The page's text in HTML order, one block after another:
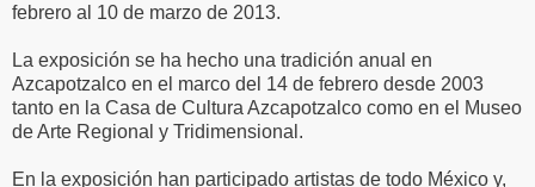
febrero al 10 de marzo de 2013.
La exposición se ha hecho una tradición anual en
Azcapotzalco en el marco del 14 de febrero desde 2003
tanto en la Casa de Cultura Azcapotzalco como en el Museo
de Arte Regional y Tridimensional.
En la exposición han participado artistas de todo México y,